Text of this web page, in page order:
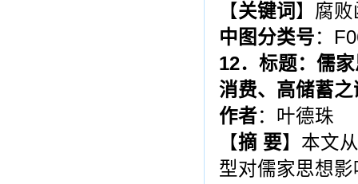
【关键词 】腐败
中图分类号：
12．标题：儒
消费、高储蓄
作者：叶德珠
【摘 要】本文
型对儒家思想